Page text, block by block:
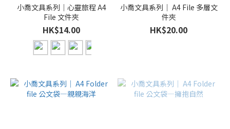
小喬文具系列｜心靈旅程 A4
File 文件夾
HK$14.00
小喬文具系列｜ A4 File 多層文
件夾
HK$20.00